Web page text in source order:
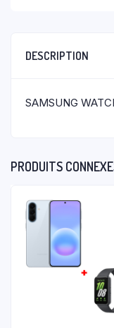
DESCRIPTION
SAMSUNG
PRODUITS